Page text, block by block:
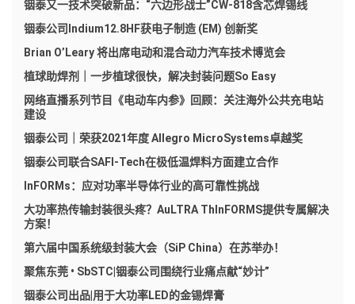
铟泰又一技术突破新品：“六边形战士”CW-818含芯焊锡线
铟泰公司Indium12.8HF获电子制造 (EM) 创新奖
Brian O’Leary 将出席电动和混合动力汽车技术博览会
植球助焊剂｜一步植球很快，解决封装问题So Easy
网络直播系列节目《电动车内参》回顾：关注海外公共充电站
建设
铟泰公司｜荣获2021年度 Allegro MicroSystems卓越奖
铟泰公司联合SAFI-Tech在极低温焊料方面建立合作
InFORMs：应对功率半导体行业的高可靠性挑战
大功率热传输封装很头疼？AuLTRA ThInFORMS提供专属解决
方案！
第六届中国系统级封装大会（SiP China）在苏举办！
聚焦东莞 • SbSTC|铟泰公司围绕行业痛点献“妙计”
铟泰公司出品|用于大功率LED的金锡焊膏